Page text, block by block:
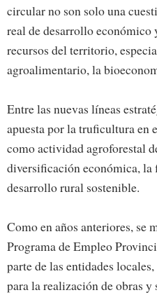
circular no son solo una
real de desarrollo económico
recursos del territorio,
agroalimentario, la
Entre las nuevas líneas
apuesta por la truficultura en
como actividad agroforestal
diversificación económica,
desarrollo rural sostenible.
Como en años anteriores, se
Programa de Empleo
parte de las entidades
para la realización de obras